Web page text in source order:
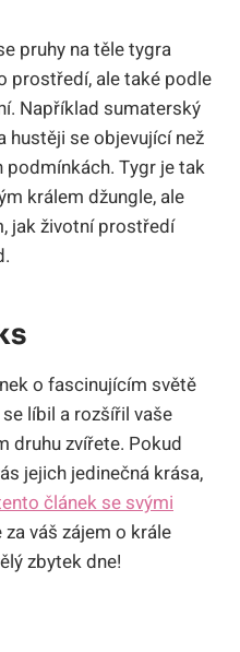
pruhy na těle tygra
prostředí, ale také podle
Například sumaterský
hustěji se objevující než
Tygr je tak
králem džungle, ale
jak životní prostředí
o fascinujícím světě
líbil a rozšířil vaše
druhu zvířete. Pokud
jejich jedinečná krása,
článek se svými
váš zájem o krále
zbytek dne!